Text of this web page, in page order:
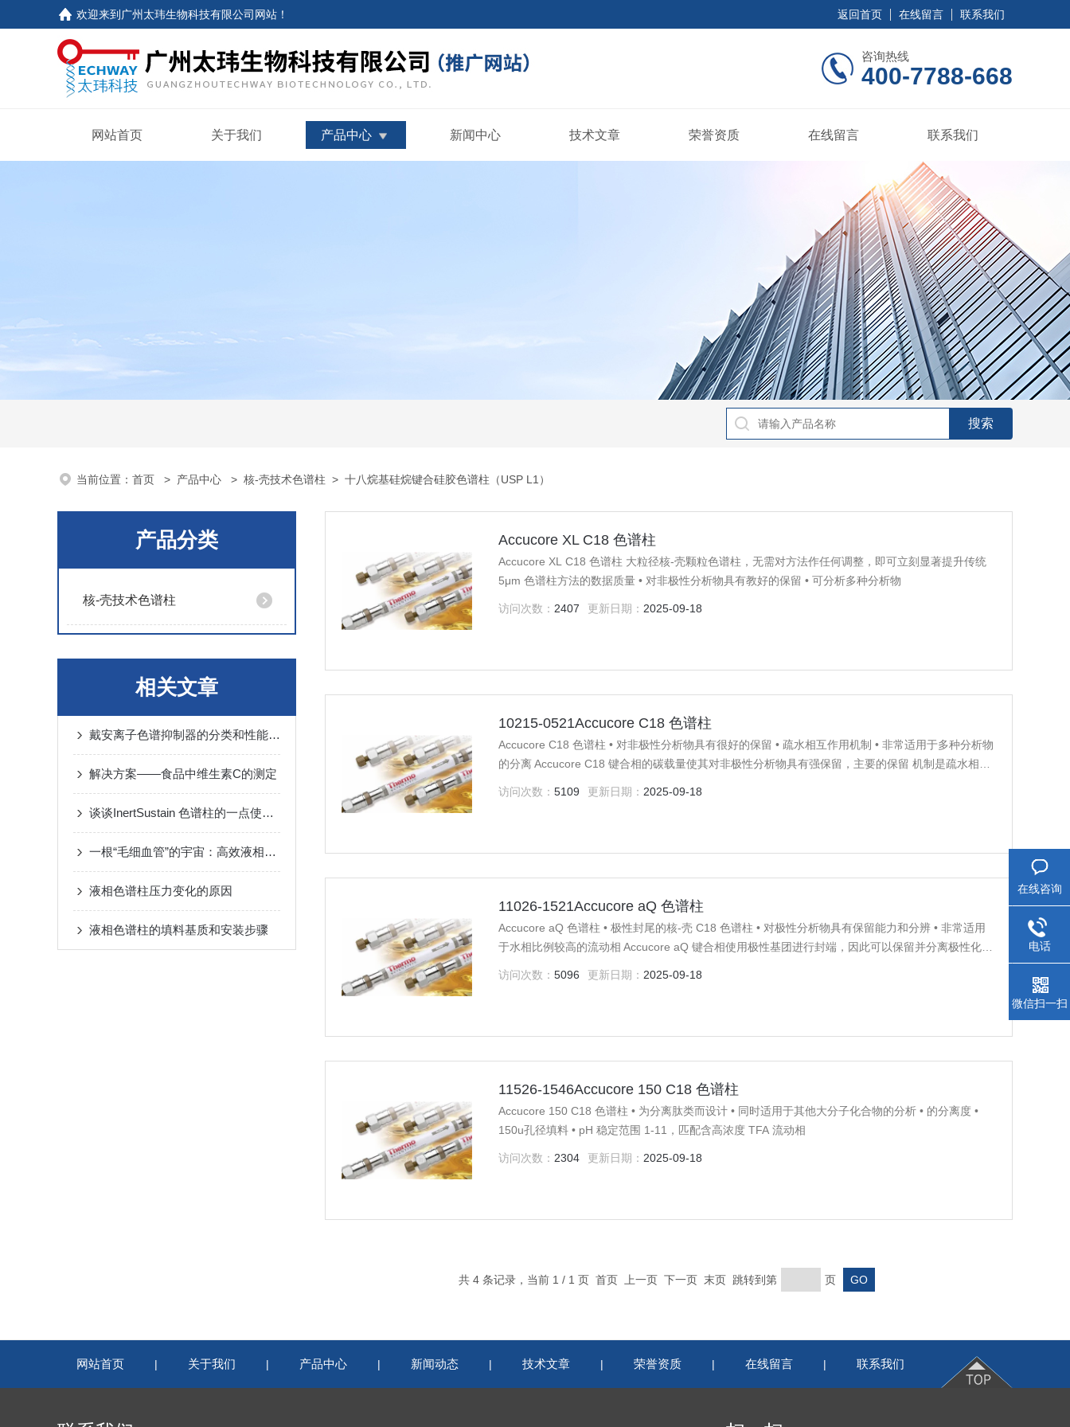
欢迎来到 广州太玮生物科技有限公司网站 ！ 返回首页 在线留言 联系我们
咨询热线
400-7788-668
网站首页 关于我们 产品中心 新闻中心 技术文章 荣誉资质 在线留言 联系我们
当前位置： 首页 > 产品中心 > 核-壳技术色谱柱 > 十八烷基硅烷键合硅胶色谱柱（USP L1）
产品分类
核-壳技术色谱柱
相关文章
戴安离子色谱抑制器的分类和性能指标说明
解决方案——食品中维生素C的测定
谈谈InertSustain 色谱柱的一点使用经验
一根“毛细血管”的宇宙：高效液相色谱柱里的分子漂流史
液相色谱柱压力变化的原因
液相色谱柱的填料基质和安装步骤
Accucore XL C18 色谱柱
Accucore XL C18 色谱柱 大粒径核-壳颗粒色谱柱，无需对方法作任何调整，即可立刻显著提升传统
5μm 色谱柱方法的数据质量 • 对非极性分析物具有教好的保留 • 可分析多种分析物
访问次数： 2407 更新日期： 2025-09-18
10215-0521Accucore C18 色谱柱
Accucore C18 色谱柱 • 对非极性分析物具有很好的保留 • 疏水相互作用机制 • 非常适用于多种分析物
的分离 Accucore C18 键合相的碳载量使其对非极性分析物具有强保留，主要的保留 机制是疏水相互
访问次数：5109 更新日期： 2025-09-18
11026-1521Accucore aQ 色谱柱
Accucore aQ 色谱柱 • 极性封尾的核-壳 C18 色谱柱 • 对极性分析物具有保留能力和分辨 • 非常适用
于水相比例较高的流动相 Accucore aQ 键合相使用极性基团进行封端，因此可以保留并分离极性化
访问次数：5096 更新日期： 2025-09-18
11526-1546Accucore 150 C18 色谱柱
Accucore 150 C18 色谱柱 • 为分离肽类而设计 • 同时适用于其他大分子化合物的分析 • 的分离度 •
150u孔径填料 • pH 稳定范围 1-11，匹配含高浓度 TFA 流动相
访问次数： 2304 更新日期： 2025-09-18
共 4 条记录，当前 1 / 1 页 首页 上一页 下一页 末页 跳转到第 页
网站首页 | 关于我们 | 产品中心 | 新闻动态 | 技术文章 | 荣誉资质 | 在线留言 | 联系我们
在线咨询
电话
微信扫一扫